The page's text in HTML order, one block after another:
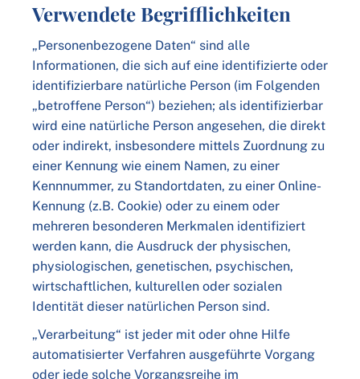
Verwendete Begrifflichkeiten
„Personenbezogene Daten“ sind alle
Informationen, die sich auf eine identifizierte oder
identifizierbare natürliche Person (im Folgenden
„betroffene Person“) beziehen; als identifizierbar
wird eine natürliche Person angesehen, die direkt
oder indirekt, insbesondere mittels Zuordnung zu
einer Kennung wie einem Namen, zu einer
Kennnummer, zu Standortdaten, zu einer Online-
Kennung (z.B. Cookie) oder zu einem oder
mehreren besonderen Merkmalen identifiziert
werden kann, die Ausdruck der physischen,
physiologischen, genetischen, psychischen,
wirtschaftlichen, kulturellen oder sozialen
Identität dieser natürlichen Person sind.
„Verarbeitung“ ist jeder mit oder ohne Hilfe
automatisierter Verfahren ausgeführte Vorgang
oder jede solche Vorgangsreihe im